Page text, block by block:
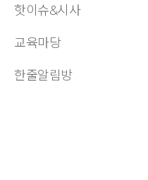
핫이슈&시사
교육마당
한줄알림방